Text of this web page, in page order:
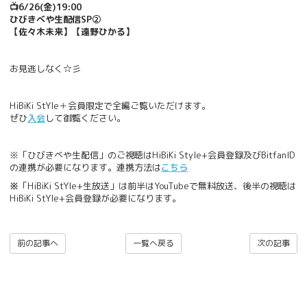
📺6/26(金)19:00
ひびきべや生配信SP②
【佐々木未来】【遠野ひかる】
お見逃しなく☆彡
HiBiKi StYle＋会員限定で全編ご覧いただけます。
ぜひ入会して御覧ください。
※「ひびきべや生配信」のご視聴はHiBiKi Style+会員登録及びBitfanID
の連携が必要になります。連携方法はこちら
※ 「HiBiKi StYle+生放送」は前半はYouTubeで無料放送、後半の視聴は
HiBiKi StYle+会員登録が必要になります。
次の記事
一覧へ戻る
前の記事へ